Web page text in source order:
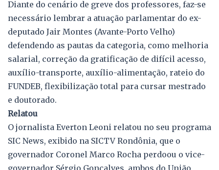
Diante do cenário de greve dos professores, faz-se
necessário lembrar a atuação parlamentar do ex-
deputado Jair Montes (Avante-Porto Velho)
defendendo as pautas da categoria, como melhoria
salarial, correção da gratificação de difícil acesso,
auxílio-transporte, auxílio-alimentação, rateio do
FUNDEB, flexibilização total para cursar mestrado
e doutorado.
Relatou
O jornalista Everton Leoni relatou no seu programa
SIC News, exibido na SICTV Rondônia, que o
governador Coronel Marco Rocha perdoou o vice-